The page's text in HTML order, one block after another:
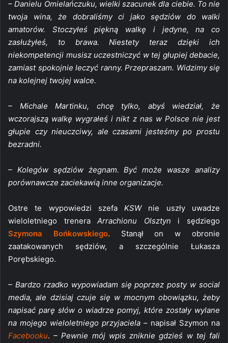
– Danielu Omielańczuku, wielki szacunek dla ciebie. To nie
twoja wina, że dobraliśmy ci jako sędziów do walki
amatorów. Stoczyłeś piękną walkę i jedyne, na co
zasłużyłeś, to brawa. Niestety teraz dzięki ich
niekompetencji musisz uczestniczyć w tej głupiej debacie,
zamiast spokojnie leczyć ranny. Przepraszam. Widzimy się
na kolejnej twojej walce.
– Michale Martinku, chcę tylko, abyś wiedział, że
wczorajszą walkę wygrałeś i nikt z nas w Polsce nie jest
głupie czy nieuczciwy, ale czasami jesteśmy po prostu
bezradni.
– Kolegów sędziów żegnam. Być może wasze analizy
porównawcze zaciekawią inne organizacje.
Ostre te wypowiedzi szefaKSWnie uszły uwadze
wieloletniego treneraArrachionu Olsztyn i sędziego
Szymona Bońkowskiego. Stanął on w obronie
zaatakowanych sędziów, a szczególnie Łukasza
Porębskiego.
– Bardzo rzadko wypowiadam się poprzez posty w social
media, ale dzisiaj czuje się w mocnym obowiązku, żeby
napisać parę słów o wiadrze pomyj, które zostały wylane
na mojego wieloletniego przyjaciela – napisał Szymon na
Facebooku.– Pewnie mój wpis zniknie gdzieś w tej fali